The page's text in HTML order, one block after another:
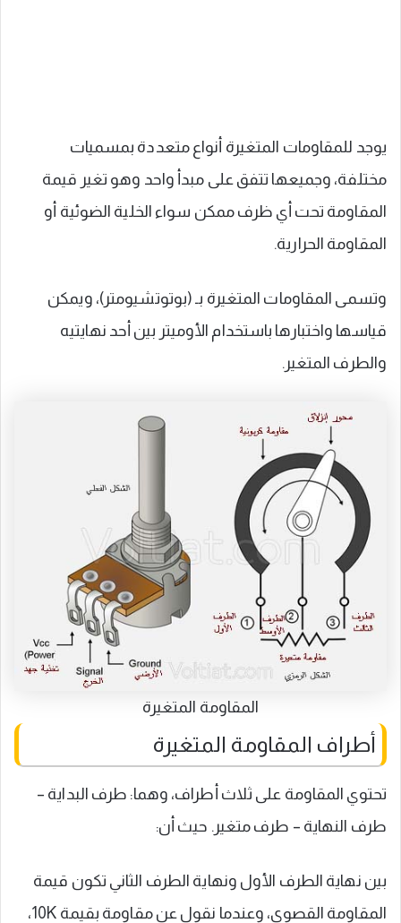
يوجد للمقاومات المتغيرة أنواع متعددة بمسميات
مختلفة، وجميعها تتفق على مبدأ واحد وهو تغير قيمة
المقاومة تحت أي ظرف ممكن سواء الخلية الضوئية أو
المقاومة الحرارية.
وتسمى المقاومات المتغيرة بـ (بوتوتشيومتر)، ويمكن
قياسها واختبارها باستخدام الأوميتر بين أحد نهايتيه
والطرف المتغير.
المقاومة المتغيرة
أطراف المقاومة المتغيرة
تحتوي المقاومة على ثلاث أطراف، وهما: طرف البداية –
طرف النهاية – طرف متغير. حيث أن:
بين نهاية الطرف الأول ونهاية الطرف الثاني تكون قيمة
المقاومة القصوى، وعندما نقول عن مقاومة بقيمة 10K،